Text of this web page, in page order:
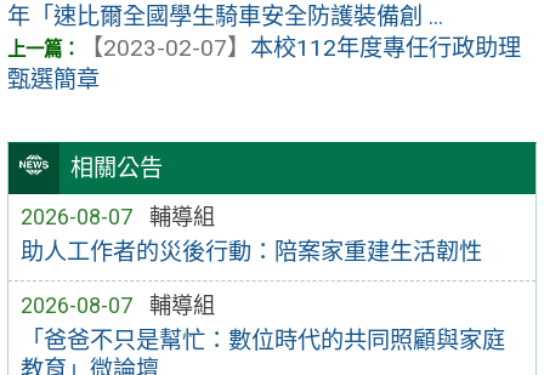
相關公告
2026-08-07 輔導組
助人工作者的災後行動：陪案家重建生活韌性
2026-08-07 輔導組
「爸爸不只是幫忙：數位時代的共同照顧與家庭
教育」微論壇
年「速比爾全國學生騎車安全防護裝備創 ...
【2023-02-07】 本校112年度專任行政助理
甄選簡章